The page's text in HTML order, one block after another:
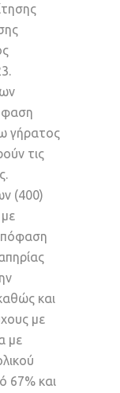
γήρατος
τις
(400)
και
με
με
67% και